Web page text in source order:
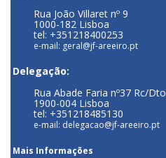
Rua João Villaret nº 9
1000-182 Lisboa
tel: +351218400253
e-mail: geral@jf-areeiro.pt
Delegação:
Rua Abade Faria nº37 Rc/Dto
1900-004 Lisboa
tel: +351218485130
e-mail: delegacao@jf-areeiro.pt
Mais Informações